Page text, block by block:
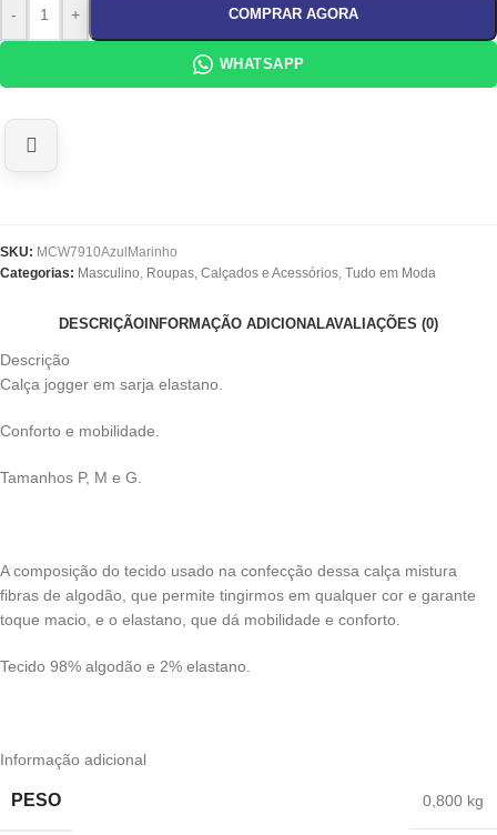
- + COMPRAR AGORA
WHATSAPP
SKU: MCW7910AzulMarinho
Categorias: Masculino, Roupas, Calçados e Acessórios, Tudo em Moda
DESCRIÇÃO INFORMAÇÃO ADICIONALAVALIAÇÕES (0)
Descrição
Calça jogger em sarja elastano.
Conforto e mobilidade.
Tamanhos P, M e G.
A composição do tecido usado na confecção dessa calça mistura
fibras de algodão, que permite tingirmos em qualquer cor e garante
toque macio, e o elastano, que dá mobilidade e conforto.
Tecido 98% algodão e 2% elastano.
Informação adicional
PESO 0,800 kg